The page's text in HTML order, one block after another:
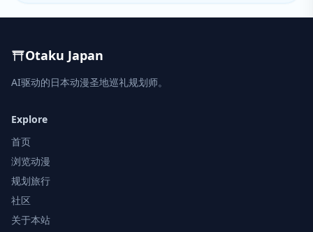
Otaku Japan
AI驱动的日本动漫圣地巡礼规划师。
Explore
首页
浏览动漫
规划旅行
社区
关于本站